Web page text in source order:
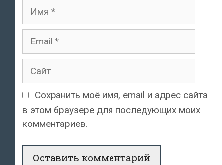
Имя
Email
Сайт
Сохранить моё имя, email и адрес сайта
в этом браузере для последующих моих
комментариев.